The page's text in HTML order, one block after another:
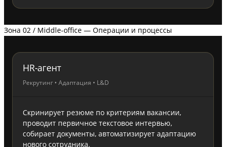
Зона 02 / Middle-office — Операции и процессы
HR-агент
Рекрутинг • Адаптация • L&D
Скринирует резюме по критериям вакансии,
проводит первичное текстовое интервью,
собирает документы, автоматизирует адаптацию
нового сотрудника.